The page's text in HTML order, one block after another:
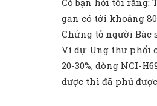
gan có tới khoảng
Chứng tỏ người Bác
Ví dụ: Ung thư phổi
20-30%, dòng NCI-
dược thì đã phủ